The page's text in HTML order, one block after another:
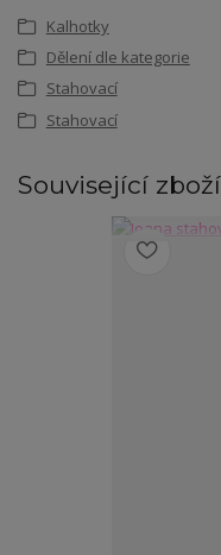
Kalhotky
Dělení dle kategorie
Stahovací
Stahovací
Související zboží